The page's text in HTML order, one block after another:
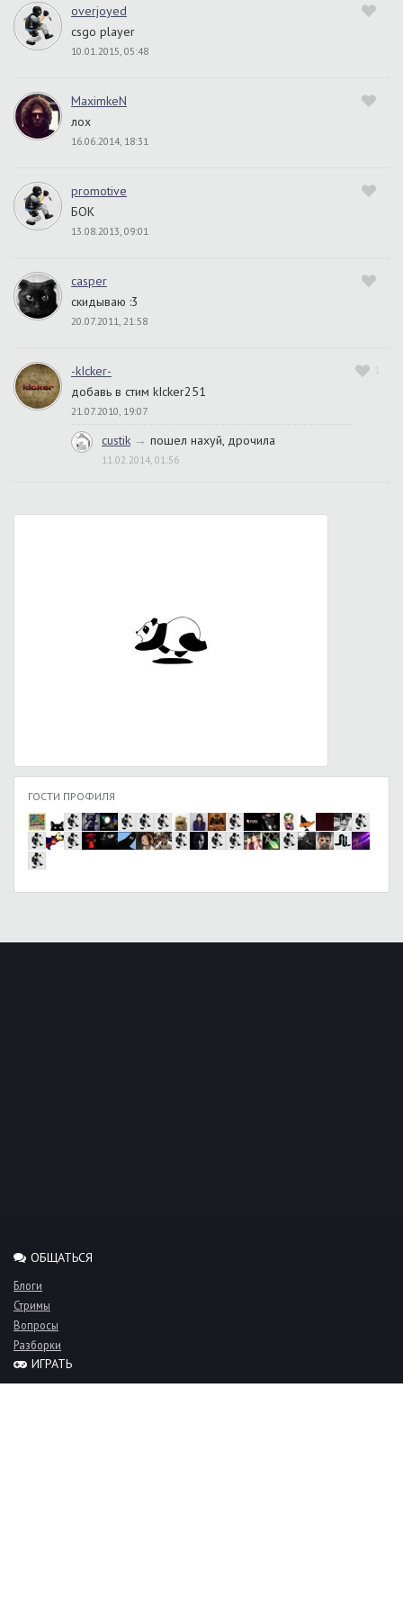
overjoyed
csgo player
10.01.2015, 05:48
MaximkeN
лох
16.06.2014, 18:31
promotive
БОК
13.08.2013, 09:01
casper
скидываю :3
20.07.2011, 21:58
1
-kIcker-
добавь в стим kIcker251
21.07.2010, 19:07
custik → пошел нахуй, дрочила
11.02.2014, 01:56
ГОСТИ ПРОФИЛЯ
ОБЩАТЬСЯ
Блоги
Стримы
Вопросы
Разборки
ИГРАТЬ